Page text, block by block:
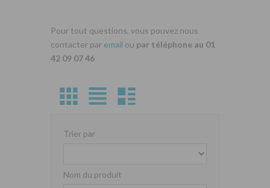
Pour tout questions, vous pouvez nous
contacter par email ou par téléphone au 01
42 09 07 46
Trier par
Nom du produit